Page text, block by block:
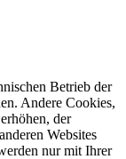
Betrieb der
Andere Cookies,
der
Websites
nur mit Ihrer